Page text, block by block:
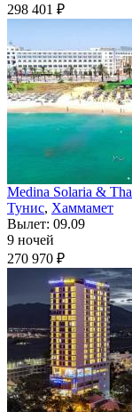
298 401 ₽
Medina Solaria &
Тунис, Хаммамет
Вылет: 09.09
9 ночей
270 970 ₽